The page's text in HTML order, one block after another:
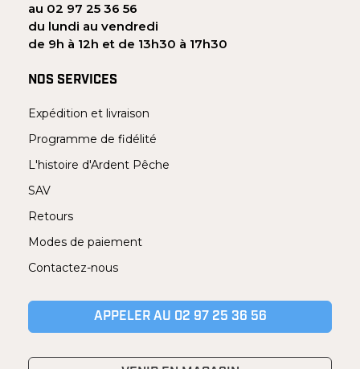
au 02 97 25 36 56
du lundi au vendredi
de 9h à 12h et de 13h30 à 17h30
NOS SERVICES
Expédition et livraison
Programme de fidélité
L'histoire d'Ardent Pêche
SAV
Retours
Modes de paiement
Contactez-nous
APPELER AU 02 97 25 36 56